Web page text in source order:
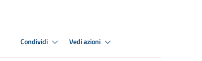
Condividi Vedi azioni